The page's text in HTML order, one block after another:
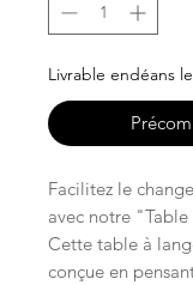
Livrable endéans
Facilitez le
avec notre
Cette table à
conçue en